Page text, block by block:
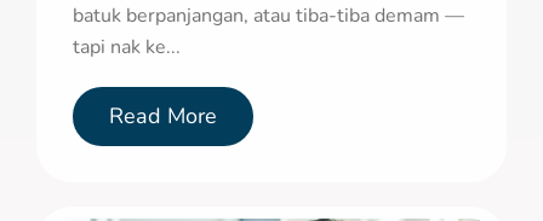
batuk berpanjangan, atau tiba-tiba demam —
tapi nak ke...
Read More